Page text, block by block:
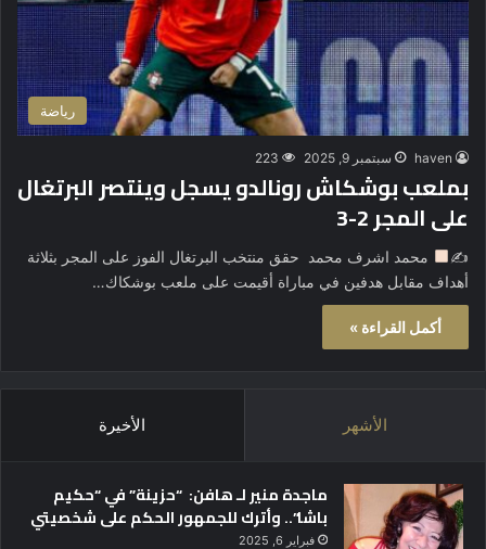
رياضة
haven سبتمبر 9, 2025 223
بملعب بوشكاش رونالدو يسجل وينتصر البرتغال
على المجر 2-3
✍
محمد اشرف محمد حقق منتخب البرتغال الفوز على المجر بثلاثة
أهداف مقابل هدفين في مباراة أقيمت على ملعب بوشكاك…
أكمل القراءة »
الأشهر الأخيرة
ماجدة منير لـ هافن: “حزينة” في “حكيم
باشا”.. وأترك للجمهور الحكم على شخصيتي
فبراير 6, 2025